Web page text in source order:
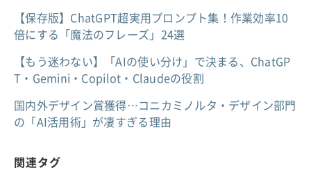
【保存版】ChatGPT超実用プロンプト集！作業効率10
倍にする「魔法のフレーズ」24選
【もう迷わない】「AIの使い分け」で決まる、ChatGP
T・Gemini・Copilot・Claudeの役割
国内外デザイン賞獲得…コニカミノルタ・デザイン部門
の「AI活用術」が凄すぎる理由
関連タグ